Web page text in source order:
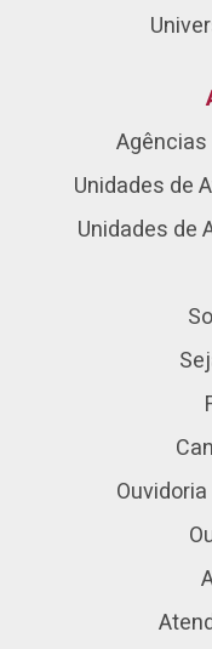
Unidades de
Unidades de